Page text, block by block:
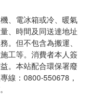
、電冰箱或冷、暖氣
、時間及同送達地址
。但不包含為搬運、
工等。消費者本人簽
。本站配合環保署廢
線：0800-550678，